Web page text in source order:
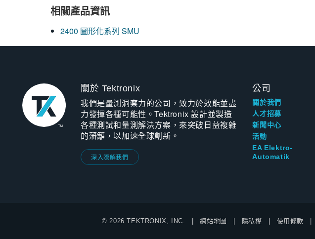
相關產品資訊
2400 圖形化系列 SMU
關於 Tektronix
我們是量測洞察力的公司，致力於效能並盡
力發揮各種可能性。Tektronix 設計並製造
各種測試和量測解決方案，來突破日益複雜
的藩籬，以加速全球創新。
深入瞭解我們
公司
關於我們
人才招募
新聞中心
活動
EA Elektro-
Automatik
© 2026 TEKTRONIX, INC. 網站地圖 隱私權 使用條款